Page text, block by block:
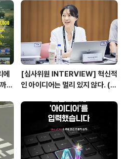
기
?
[심사위원 INTERVIEW] 혁신적
인 아이디어는 멀리 있지 않다. (제